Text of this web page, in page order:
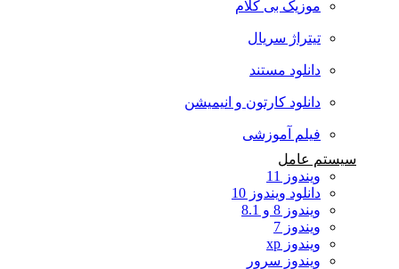
موزیک بی کلام
تیتراژ سریال
دانلود مستند
دانلود کارتون و انیمیشن
فیلم آموزشی
سیستم عامل
ویندوز 11
دانلود ویندوز 10
ویندوز 8 و 8.1
ویندوز 7
ویندوز xp
ویندوز سرور